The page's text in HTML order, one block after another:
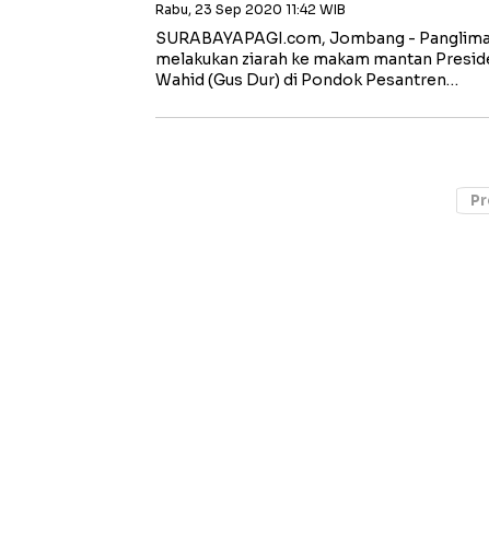
Rabu, 23 Sep 2020 11:42 WIB
SURABAYAPAGI.com, Jombang -
melakukan ziarah ke makam mantan
Wahid (Gus Dur) di Pondok Pesantren…